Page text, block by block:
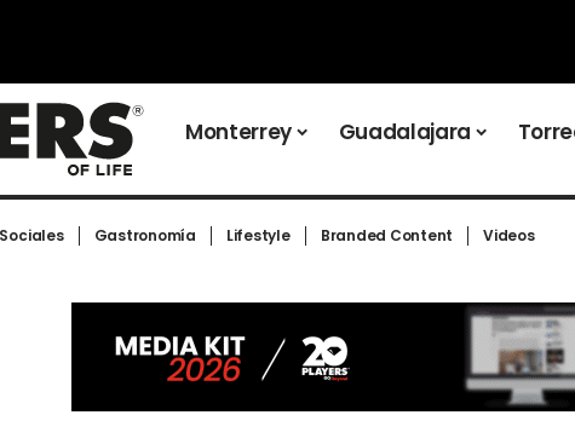
Monterrey Guadalajara
Sociales Gastronomía Lifestyle Branded Content Videos